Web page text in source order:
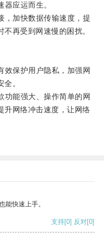
应运而生。
加快数据传输速度，提
再受到网速慢的困扰。
保护用户隐私，加强网
。
能强大、操作简单的网
升网络冲击速度，让网络
能快速上手。
支持[0] 反对[0]